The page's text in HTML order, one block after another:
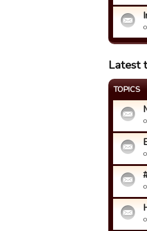
Latest
TOPICS